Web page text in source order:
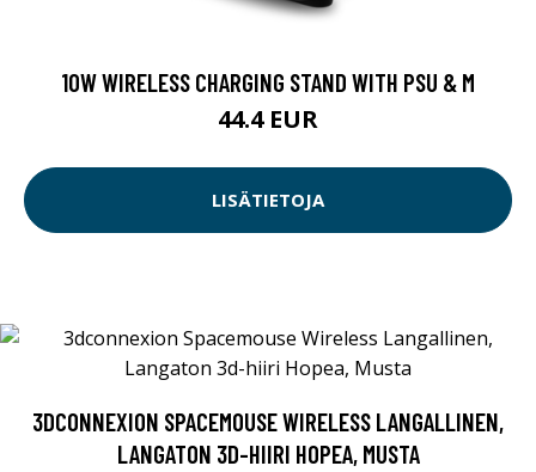
10W WIRELESS CHARGING STAND WITH PSU & M
44.4 EUR
LISÄTIETOJA
3DCONNEXION SPACEMOUSE WIRELESS LANGALLINEN,
LANGATON 3D-HIIRI HOPEA, MUSTA